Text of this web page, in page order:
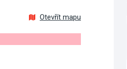
Otevřít mapu